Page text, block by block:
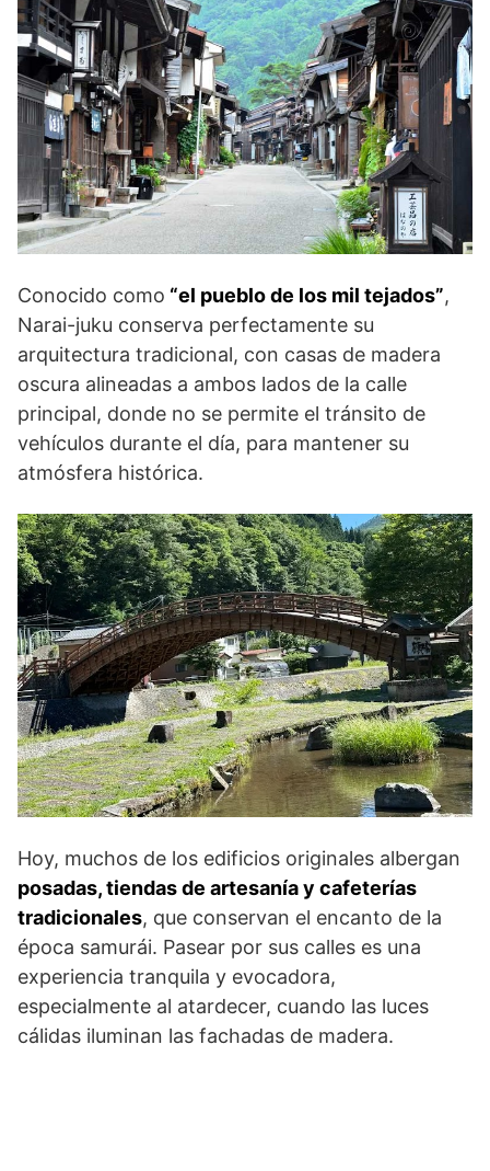
Conocido como “el pueblo de los mil tejados”,
Narai-juku conserva perfectamente su
arquitectura tradicional, con casas de madera
oscura alineadas a ambos lados de la calle
principal, donde no se permite el tránsito de
vehículos durante el día, para mantener su
atmósfera histórica.
Hoy, muchos de los edificios originales albergan
posadas, tiendas de artesanía y cafeterías
tradicionales, que conservan el encanto de la
época samurái. Pasear por sus calles es una
experiencia tranquila y evocadora,
especialmente al atardecer, cuando las luces
cálidas iluminan las fachadas de madera.